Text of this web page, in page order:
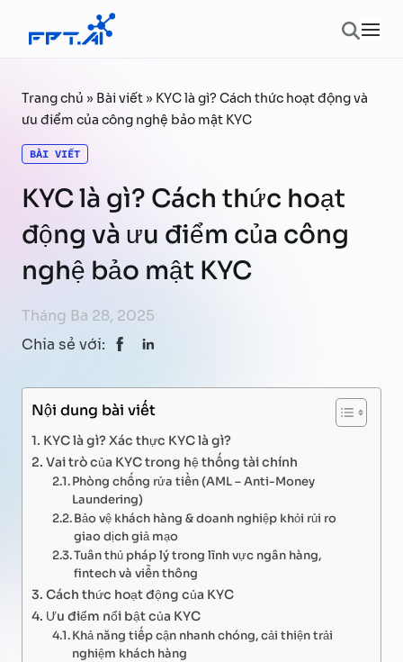
Chuyển đến phần nội dung
Trang chủ » Bài viết» KYC là gì? Cách thức hoạt động và
ưu điểm của công nghệ bảo mật KYC
BÀI VIẾT
KYC là gì? Cách thức hoạt
động và ưu điểm của công
nghệ bảo mật KYC
Tháng Ba 28, 2025
Chia sẻ với:
Nội dung bài viết
KYC là gì? Xác thực KYC là gì?
Vai trò của KYC trong hệ thống tài chính
Phòng chống rửa tiền (AML – Anti-Money
Laundering)
Bảo vệ khách hàng & doanh nghiệp khỏi rủi ro
giao dịch giả mạo
Tuân thủ pháp lý trong lĩnh vực ngân hàng,
fintech và viễn thông
Cách thức hoạt động của KYC
Ưu điểm nổi bật của KYC
Khả năng tiếp cận nhanh chóng, cải thiện trải
nghiệm khách hàng